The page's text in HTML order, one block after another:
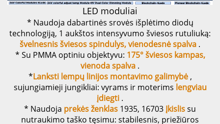
LED moduliai
* Naudoja dabartinės srovės išplėtimo diodų
technologiją, 1 aukštos intensyvumo šviesos rutuliuką:
švelnesnis šviesos spindulys, vienodesnė spalva .
* Su PMMA optiniu objektyvu: 175° šviesos kampas,
vienoda spalva .
*Lanksti lempų linijos montavimo galimybė ,
sujungiamieji jungikliai: vyrams ir moterims lengviau
įdiegti .
* Naudoja prekės ženklas 1935, 16703 Įkislissu
nutraukimo taško tęsimu: stabilesnis, priežiūros